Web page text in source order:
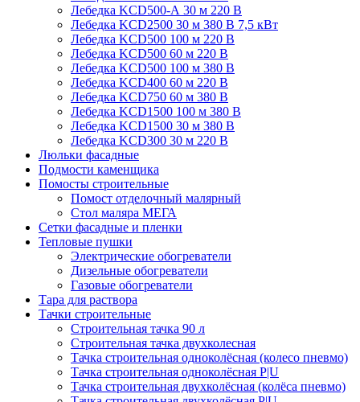
Лебедка KCD500-А 30 м 220 В
Лебедка KCD2500 30 м 380 В 7,5 кВт
Лебедка KCD500 100 м 220 В
Лебедка KCD500 60 м 220 В
Лебедка KCD500 100 м 380 В
Лебедка KCD400 60 м 220 В
Лебедка KCD750 60 м 380 В
Лебедка KCD1500 100 м 380 В
Лебедка KCD1500 30 м 380 В
Лебедка KCD300 30 м 220 В
Люльки фасадные
Подмости каменщика
Помосты строительные
Помост отделочный малярный
Стол маляра МЕГА
Сетки фасадные и пленки
Тепловые пушки
Электрические обогреватели
Дизельные обогреватели
Газовые обогреватели
Тара для раствора
Тачки строительные
Строительная тачка 90 л
Строительная тачка двухколесная
Тачка строительная одноколёсная (колесо пневмо)
Тачка строительная одноколёсная P|U
Тачка строительная двухколёсная (колёса пневмо)